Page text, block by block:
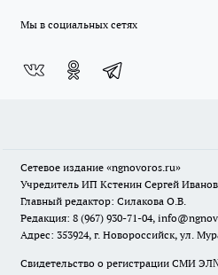
Мы в социальных сетях
Сетевое издание «ngnovoros.ru»
Учредитель ИП Кстенин Сергей
Главный редактор: Силакова О.В.
Редакция: 8 (967) 930-71-04,
Адрес: 353924, г. Новороссийск, ул.
Свидетельство о регистрации СМИ